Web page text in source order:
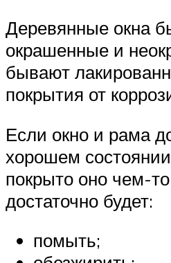
Деревянные окна
окрашенные и
бывают
покрытия от
Если окно и рама
хорошем
покрыто оно чем-
достаточно будет:
помыть;